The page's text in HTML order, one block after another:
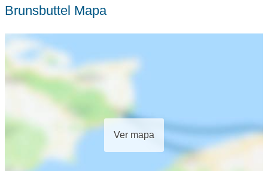
Brunsbuttel Mapa
Ver mapa